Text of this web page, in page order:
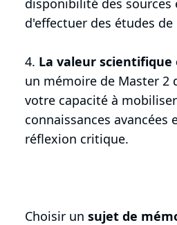
d'effectuer des études de
4. La valeur scientifique
un mémoire de Master 2
votre capacité à
connaissances avancées
réflexion critique.
Choisir un sujet de